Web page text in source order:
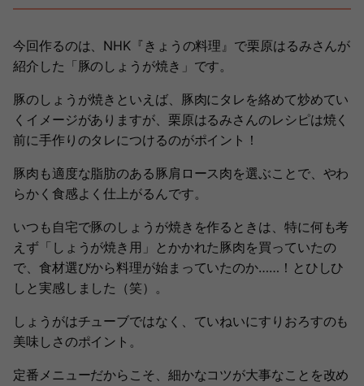
今回作るのは、NHK『きょうの料理』で栗原はるみさんが
紹介した「豚のしょうが焼き」です。
豚のしょうが焼きといえば、豚肉にタレを絡めて炒めてい
くイメージがありますが、栗原はるみさんのレシピは焼く
前に手作りのタレにつけるのがポイント！
豚肉も適度な脂肪のある豚肩ロース肉を選ぶことで、やわ
らかく食感よく仕上がるんです。
いつも自宅で豚のしょうが焼きを作るときは、特に何も考
えず「しょうが焼き用」とかかれた豚肉を買っていたの
で、食材選びから料理が始まっていたのか……！とひしひ
しと実感しました（笑）。
しょうがはチューブではなく、ていねいにすりおろすのも
美味しさのポイント。
定番メニューだからこそ、細かなコツが大事なことを改め